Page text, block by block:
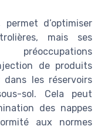
permet d’optimiser
mais ses
de produits
les réservoirs
sol. Cela peut
des nappes
aux normes